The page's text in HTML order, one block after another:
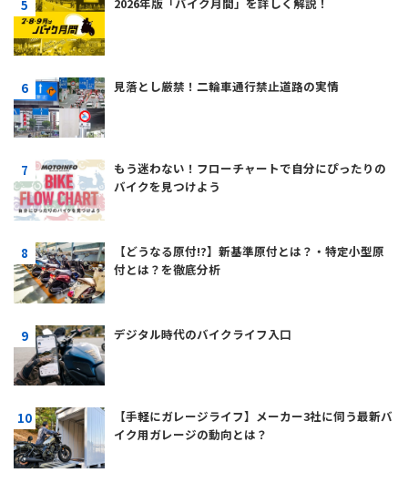
見落とし厳禁！二輪車通行禁止道路の実情
もう迷わない！フローチャートで自分にぴったりの
バイクを見つけよう
【どうなる原付!?】新基準原付とは？・特定小型原
付とは？を徹底分析
デジタル時代のバイクライフ入口
【手軽にガレージライフ】メーカー3社に伺う最新バ
イク用ガレージの動向とは？